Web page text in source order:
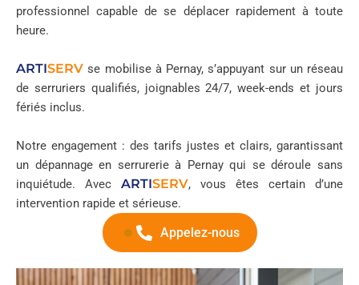
professionnel capable de se déplacer rapidement à toute
heure.
ARTISERV se mobilise à Pernay, s’appuyant sur un réseau
de serruriers qualifiés, joignables 24/7, week-ends et jours
fériés inclus.
Notre engagement : des tarifs justes et clairs, garantissant
un dépannage en serrurerie à Pernay qui se déroule sans
inquiétude. Avec ARTISERV, vous êtes certain d’une
intervention rapide et sérieuse.
Appelez-nous